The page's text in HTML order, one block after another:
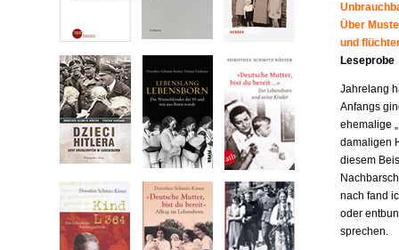
Über
und
Leseprobe
Jahrelang
Anfangs
ehemalige
damaligen
diesem
nach fand
oder
sprechen.